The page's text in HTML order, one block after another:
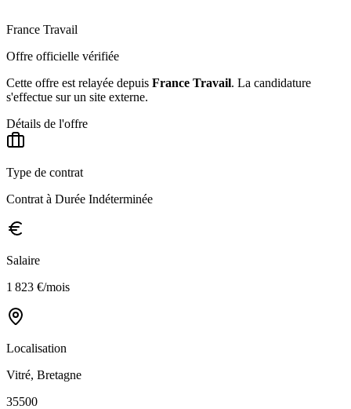
France Travail
Offre officielle vérifiée
Cette offre est relayée depuis France Travail. La candidature
s'effectue sur un site externe.
Détails de l'offre
Type de contrat
Contrat à Durée Indéterminée
Salaire
1 823 €/mois
Localisation
Vitré, Bretagne
35500